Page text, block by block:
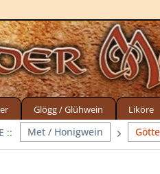
Glögg / Glühwein Liköre
Met / Honigwein